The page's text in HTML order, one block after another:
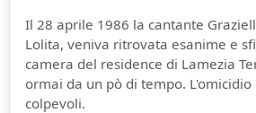
Il 28 aprile 1986 la cantante
Lolita, veniva ritrovata esanime e
camera del residence di Lamezia
ormai da un pò di tempo.
colpevoli.